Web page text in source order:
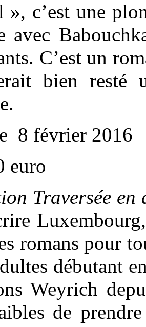
c’est une
avec
C’est un
bien resté
8 février 2016
euro
Traversée en
romans pour
débutant
Weyrich
de